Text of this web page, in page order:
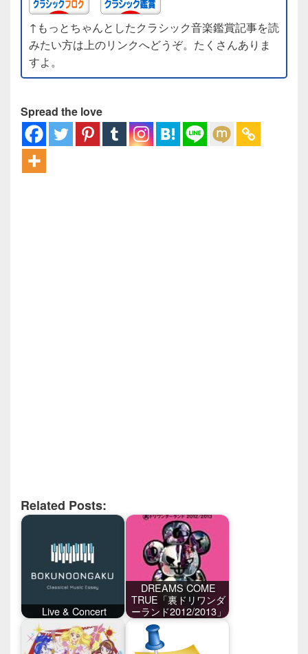
↑もっとちゃんとしたクラシック音楽鑑賞記事を読
みたい方は上のリンクへどうぞ。たくさんありま
すよ。
Spread the love
Related Posts:
Live & Concert
DREAMS COME
TRUE「裏ドリワンダ
ーランド2012/2013」